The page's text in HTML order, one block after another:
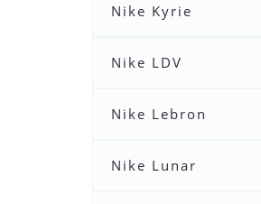
Nike Kyrie
Nike LDV
Nike Lebron
Nike Lunar